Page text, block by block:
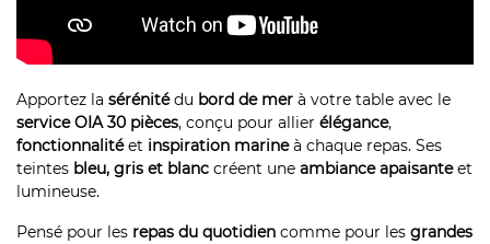
Apportez la sérénitédu bord de mer à votre table avec le
service OIA 30 pièces, conçu pour allier élégance,
fonctionnalitéet inspiration marineà chaque repas. Ses
teintes bleu, gris et blanc créent une ambiance apaisanteet
lumineuse.
Pensé pour les repas du quotidien comme pour les grandes